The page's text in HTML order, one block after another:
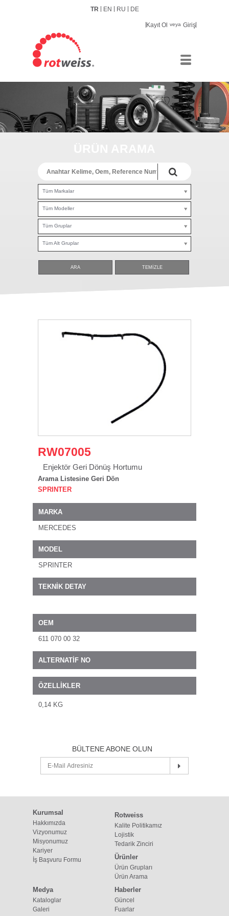
Kayıt Ol veya Giriş
TR EN RU DE
Tüm Markalar
Tüm Modeller
Tüm Gruplar
Tüm Alt Gruplar
ARA TEMİZLE
RW07005
Enjektör Geri Dönüş Hortumu
Arama Listesine Geri Dön
SPRINTER
MARKA
MERCEDES
MODEL
SPRINTER
TEKNİK DETAY
OEM
611 070 00 32
ALTERNATİF NO
ÖZELLİKLER
0,14 KG
BÜLTENE ABONE OLUN
Kurumsal
Hakkımızda
Vizyonumuz
Misyonumuz
Kariyer
İş Başvuru Formu
Rotweiss
Kalite Politikamız
Lojistik
Tedarik Zinciri
Ürünler
Ürün Grupları
Ürün Arama
Medya
Kataloglar
Galeri
Haberler
Güncel
Fuarlar